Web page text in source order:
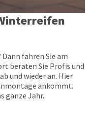
fahren Sie am
beraten Sie Profis und
und wieder an. Hier
ankommt.
ganze Jahr.